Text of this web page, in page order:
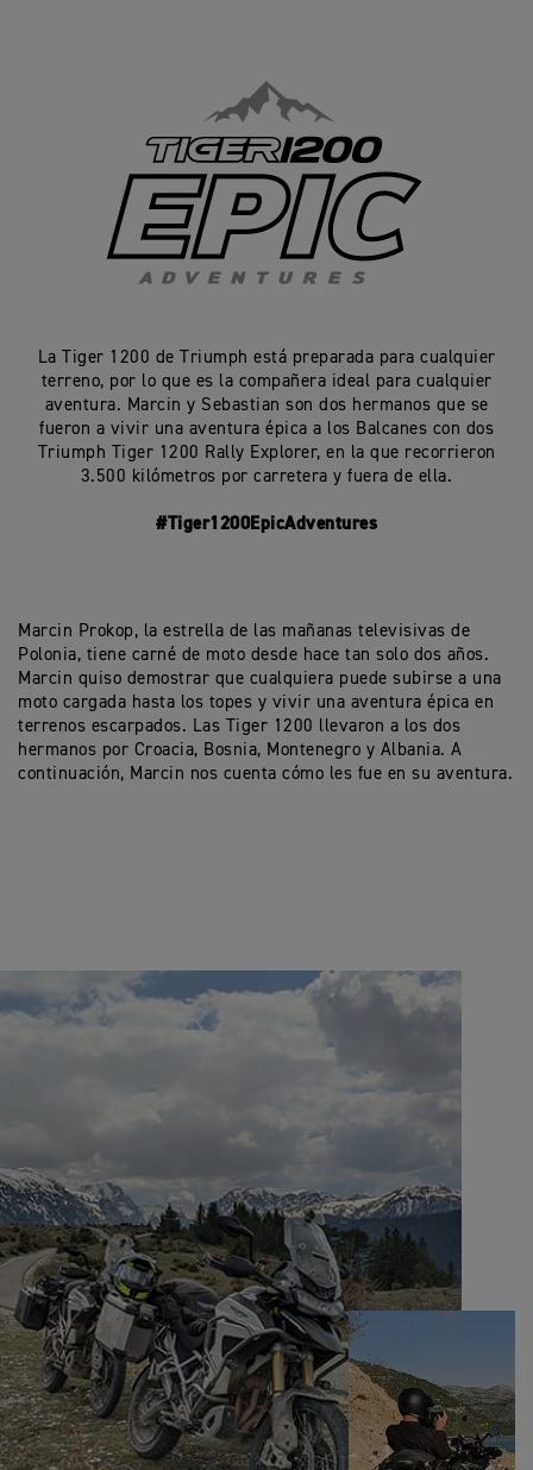
La Tiger 1200 de Triumph está preparada para cualquier
terreno, por lo que es la compañera ideal para cualquier
aventura. Marcin y Sebastian son dos hermanos que se
fueron a vivir una aventura épica a los Balcanes con dos
Triumph Tiger 1200 Rally Explorer, en la que recorrieron
3.500 kilómetros por carretera y fuera de ella.
#Tiger1200EpicAdventures
Marcin Prokop, la estrella de las mañanas televisivas de
Polonia, tiene carné de moto desde hace tan solo dos años.
Marcin quiso demostrar que cualquiera puede subirse a una
moto cargada hasta los topes y vivir una aventura épica en
terrenos escarpados. Las Tiger 1200 llevaron a los dos
hermanos por Croacia, Bosnia, Montenegro y Albania. A
continuación, Marcin nos cuenta cómo les fue en su aventura.